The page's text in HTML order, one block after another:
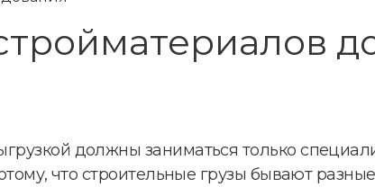
должны заниматься только
что строительные грузы бывают